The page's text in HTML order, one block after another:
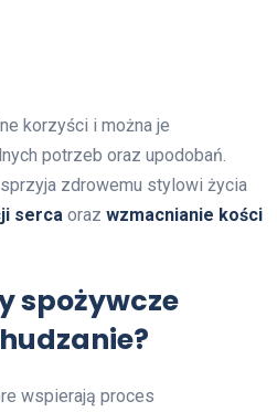
korzyści i można je
potrzeb oraz upodobań.
zdrowemu stylowi życia
serca oraz wzmacnianie kości
spożywcze
wspierają proces